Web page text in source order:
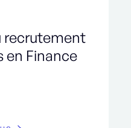
recrutement
en Finance